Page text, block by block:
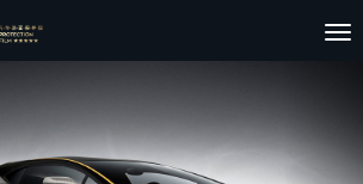
切